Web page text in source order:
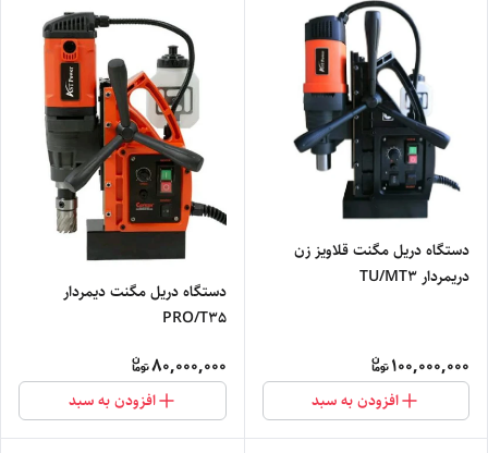
دستگاه دریل مگنت قلاویز زن
دریمردار TU/MT3
100,000,000
افزودن به سبد
دستگاه دریل مگنت دیمردار
PRO/T35
80,000,000
افزودن به سبد